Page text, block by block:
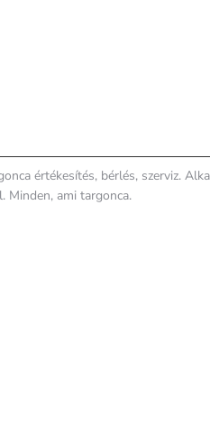
értékesítés, bérlés, szerviz.
Minden, ami targonca.